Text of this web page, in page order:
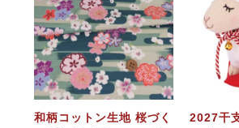
和柄コットン生地 桜づく
2027干